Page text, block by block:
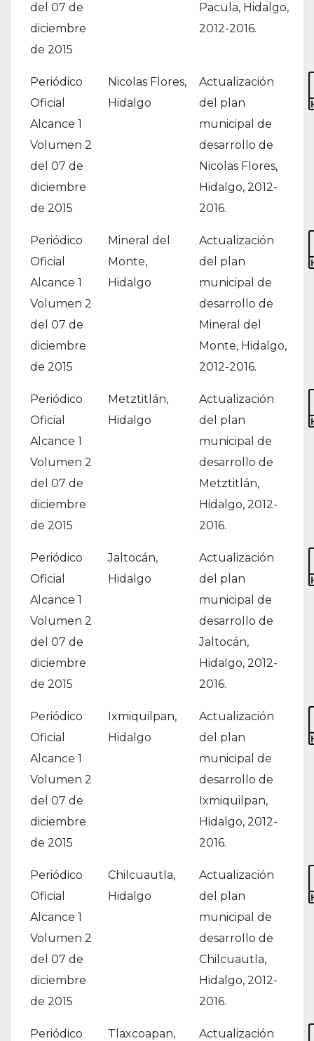
del 07 de
diciembre
de 2015
Pacula, Hidalgo,
2012-2016.
Periódico
Oficial
Alcance 1
Volumen 2
del 07 de
diciembre
de 2015
Nicolas Flores,
Hidalgo
Actualización
del plan
municipal de
desarrollo de
Nicolas Flores,
Hidalgo, 2012-
2016.
Periódico
Oficial
Alcance 1
Volumen 2
del 07 de
diciembre
de 2015
Mineral del
Monte,
Hidalgo
Actualización
del plan
municipal de
desarrollo de
Mineral del
Monte, Hidalgo,
2012-2016.
Periódico
Oficial
Alcance 1
Volumen 2
del 07 de
diciembre
de 2015
Metztitlán,
Hidalgo
Actualización
del plan
municipal de
desarrollo de
Metztitlán,
Hidalgo, 2012-
2016.
Periódico
Oficial
Alcance 1
Volumen 2
del 07 de
diciembre
de 2015
Jaltocán,
Hidalgo
Actualización
del plan
municipal de
desarrollo de
Jaltocán,
Hidalgo, 2012-
2016.
Periódico
Oficial
Alcance 1
Volumen 2
del 07 de
diciembre
de 2015
Ixmiquilpan,
Hidalgo
Actualización
del plan
municipal de
desarrollo de
Ixmiquilpan,
Hidalgo, 2012-
2016.
Periódico
Oficial
Alcance 1
Volumen 2
del 07 de
diciembre
de 2015
Chilcuautla,
Hidalgo
Actualización
del plan
municipal de
desarrollo de
Chilcuautla,
Hidalgo, 2012-
2016.
Periódico
Tlaxcoapan,
Actualización